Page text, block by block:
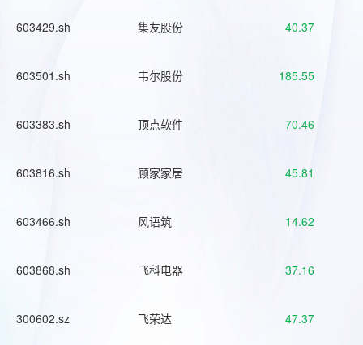
603429.sh 集友股份 40.37
603501.sh 韦尔股份 185.55
603383.sh 顶点软件 70.46
603816.sh 顾家家居 45.81
603466.sh 风语筑 14.62
603868.sh 飞科电器 37.16
300602.sz 飞荣达 47.37